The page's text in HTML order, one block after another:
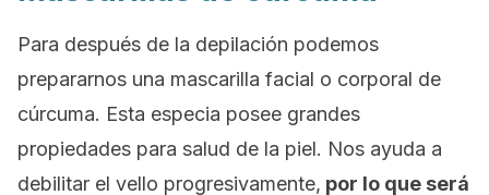
Para después de la depilación podemos
prepararnos una mascarilla facial o corporal de
cúrcuma. Esta especia posee grandes
propiedades para salud de la piel. Nos ayuda a
debilitar el vello progresivamente, por lo que será